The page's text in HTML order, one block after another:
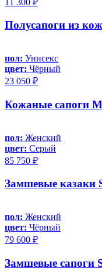
Полусапоги из
пол: Унисекс
цвет: Чёрный
23 050 ₽
Кожаные сапоги
пол: Женский
цвет: Серый
85 750 ₽
Замшевые казаки
пол: Женский
цвет: Чёрный
79 600 ₽
Замшевые сапоги